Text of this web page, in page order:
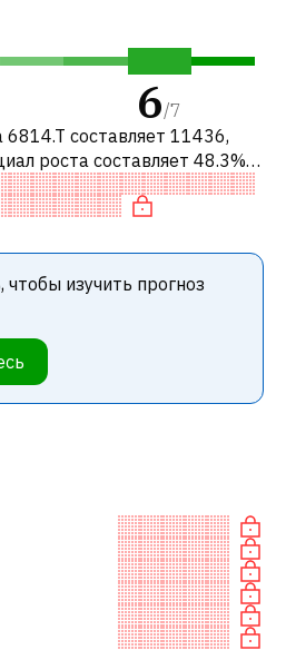
6/7
составляет 11436,
роста составляет 48.3%.
«ПОКУПАТЬ»
компаний ил
чтобы изучить прогноз